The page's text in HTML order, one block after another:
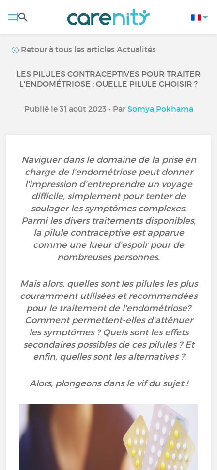
Retour à tous les articles Actualités
LES PILULES CONTRACEPTIVES POUR TRAITER
L'ENDOMÉTRIOSE : QUELLE PILULE CHOISIR ?
Publié le 31 août 2023 • Par Somya Pokharna
Naviguer dans le domaine de la prise en
charge de l'endométriose peut donner
l'impression d'entreprendre un voyage
difficile, simplement pour tenter de
soulager les symptômes complexes.
Parmi les divers traitements disponibles,
la pilule contraceptive est apparue
comme une lueur d'espoir pour de
nombreuses personnes.
Mais alors, quelles sont les pilules les plus
couramment utilisées et recommandées
pour le traitement de l'endométriose?
Comment permettent-elles d'atténuer
les symptômes ? Quels sont les effets
secondaires possibles de ces pilules ? Et
enfin, quelles sont les alternatives ?
Alors, plongeons dans le vif du sujet !